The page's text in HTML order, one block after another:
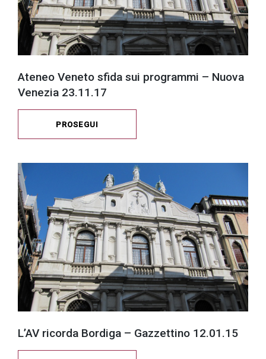
Ateneo Veneto sfida sui programmi – Nuova
Venezia 23.11.17
PROSEGUI
L’AV ricorda Bordiga – Gazzettino 12.01.15